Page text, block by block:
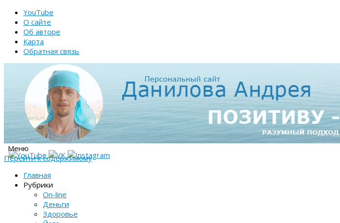
YouTube
О сайте
Об авторе
Карта
Обратная связь
Меню
Перейти к содержимому
Главная
Рубрики
On-line
Деньги
Здоровье